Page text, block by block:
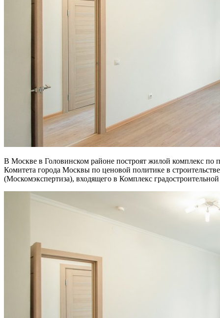
В Москве в Головинском районе построят жилой комплекс по программе реновации. Об этом сообщил председатель
Комитета города Москвы по ценовой политике в
(Москомэкспертиза), входящего в Комплекс